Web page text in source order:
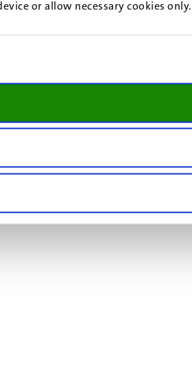
or allow necessary cookies